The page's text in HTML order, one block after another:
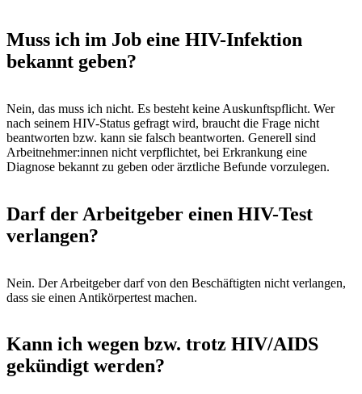
Muss ich im Job eine HIV-Infektion
bekannt geben?
Nein, das muss ich nicht. Es besteht keine Auskunftspflicht. Wer
nach seinem HIV-Status gefragt wird, braucht die Frage nicht
beantworten bzw. kann sie falsch beantworten. Generell sind
Arbeitnehmer:innen nicht verpflichtet, bei Erkrankung eine
Diagnose bekannt zu geben oder ärztliche Befunde vorzulegen.
Darf der Arbeitgeber einen HIV-Test
verlangen?
Nein. Der Arbeitgeber darf von den Beschäftigten nicht verlangen,
dass sie einen Antikörpertest machen.
Kann ich wegen bzw. trotz HIV/AIDS
gekündigt werden?